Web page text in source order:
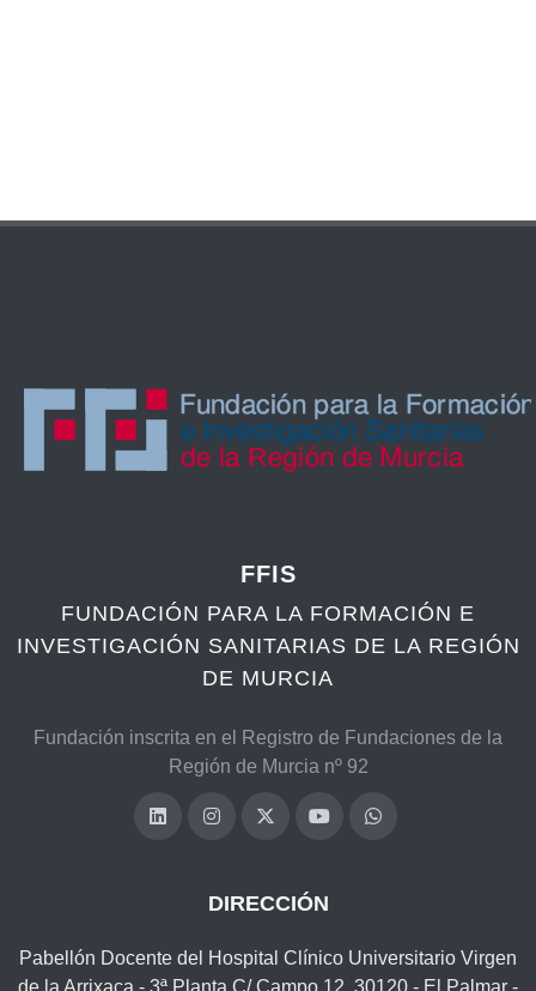
FFIS
FUNDACIÓN PARA LA FORMACIÓN E
INVESTIGACIÓN SANITARIAS DE LA REGIÓN
DE MURCIA
Fundación inscrita en el Registro de Fundaciones de la
Región de Murcia nº 92
DIRECCIÓN
Pabellón Docente del Hospital Clínico Universitario Virgen